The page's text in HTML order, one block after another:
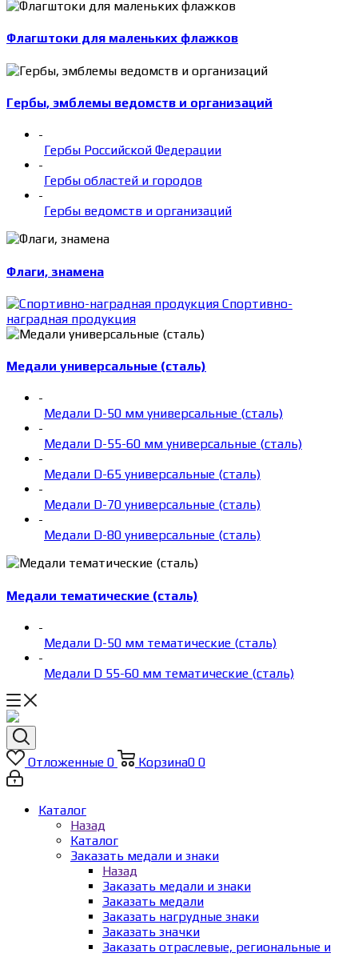
Флагштоки для маленьких флажков
Гербы, эмблемы ведомств и организаций
-
Гербы Российской Федерации
-
Гербы областей и городов
-
Гербы ведомств и организаций
Флаги, знамена
Спортивно-
наградная продукция
Медали универсальные (сталь)
-
Медали D-50 мм универсальные (сталь)
-
Медали D-55-60 мм универсальные (сталь)
-
Медали D-65 универсальные (сталь)
-
Медали D-70 универсальные (сталь)
-
Медали D-80 универсальные (сталь)
Медали тематические (сталь)
-
Медали D-50 мм тематические (сталь)
-
Медали D 55-60 мм тематические (сталь)
Отложенные 0 Корзина0 0
Каталог
Назад
Каталог
Заказать медали и знаки
Назад
Заказать медали и знаки
Заказать медали
Заказать нагрудные знаки
Заказать значки
Заказать отраслевые, региональные и